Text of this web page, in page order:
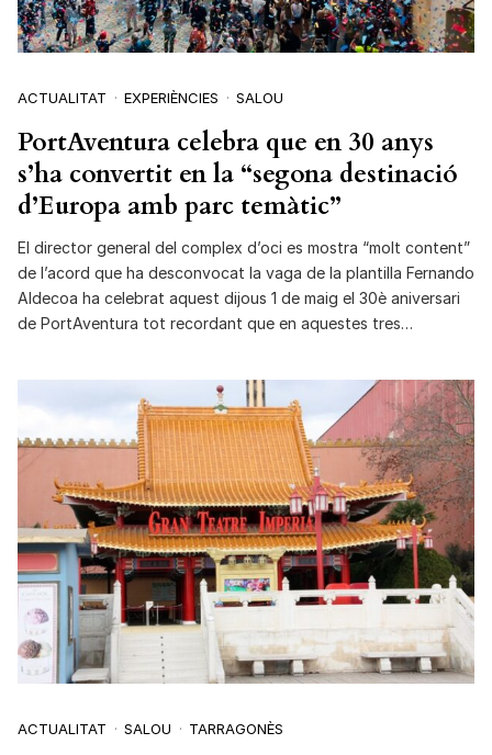
ACTUALITAT EXPERIÈNCIES SALOU
PortAventura celebra que en 30 anys
s’ha convertit en la “segona destinació
d’Europa amb parc temàtic”
El director general del complex d’oci es mostra “molt content”
de l’acord que ha desconvocat la vaga de la plantilla Fernando
Aldecoa ha celebrat aquest dijous 1 de maig el 30è aniversari
de PortAventura tot recordant que en aquestes tres…
ACTUALITAT SALOU TARRAGONÈS